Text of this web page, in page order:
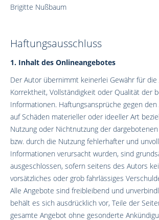
Brigitte Nußbaum
Haftungsausschluss
1. Inhalt des Onlineangebotes
Der Autor übernimmt keinerlei Gewähr für die
Korrektheit, Vollständigkeit oder Qualität der
Informationen. Haftungsansprüche gegen
auf Schäden materieller oder ideeller Art
Nutzung oder Nichtnutzung der
bzw. durch die Nutzung fehlerhafter und
Informationen verursacht wurden, sind
ausgeschlossen, sofern seitens des Autors
vorsätzliches oder grob fahrlässiges
Alle Angebote sind freibleibend und
behält es sich ausdrücklich vor, Teile der
gesamte Angebot ohne gesonderte